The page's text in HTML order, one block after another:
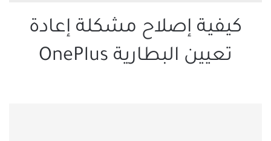
كيفية إصلاح مشكلة إعادة
تعيين البطارية OnePlus